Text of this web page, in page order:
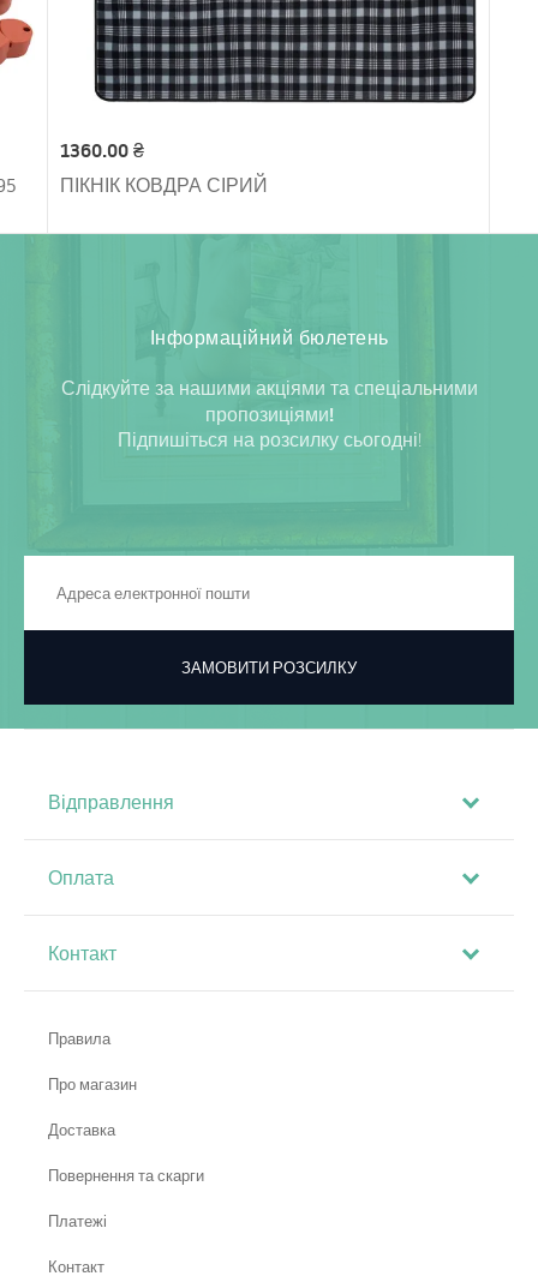
1360.00 ₴
ПІКНІК КОВДРА СІРИЙ
Інформаційний бюлетень
Слідкуйте за нашими акціями та спеціальними
пропозиціями!
Підпишіться на розсилку сьогодні!
ЗАМОВИТИ РОЗСИЛКУ
Відправлення
Оплата
Контакт
Правила
Про магазин
Доставка
Повернення та скарги
Платежі
Контакт